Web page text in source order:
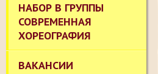
НАБОР В ГРУППЫ
СОВРЕМЕННАЯ
ХОРЕОГРАФИЯ
ВАКАНСИИ